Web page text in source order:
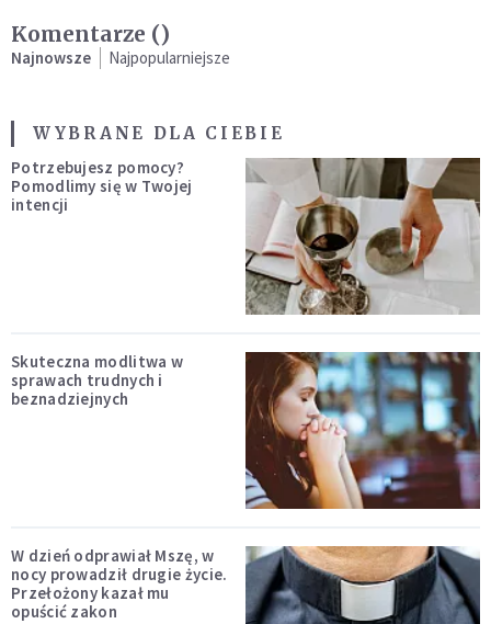
Komentarze ()
Najnowsze Najpopularniejsze
WYBRANE DLA CIEBIE
Potrzebujesz pomocy?
Pomodlimy się w Twojej
intencji
Skuteczna modlitwa w
sprawach trudnych i
beznadziejnych
W dzień odprawiał Mszę, w
nocy prowadził drugie życie.
Przełożony kazał mu
opuścić zakon